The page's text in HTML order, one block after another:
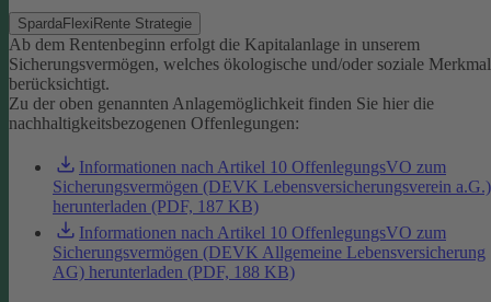
SpardaFlexiRente Strategie
Ab dem Rentenbeginn erfolgt die Kapitalanlage in unserem
Sicherungsvermögen, welches ökologische und/oder soziale
berücksichtigt.
Zu der oben genannten Anlagemöglichkeit finden Sie hier die
nachhaltigkeitsbezogenen Offenlegungen:
Informationen nach Artikel 10 OffenlegungsVO zum
Sicherungsvermögen (DEVK Lebensversicherungsverein a.G.)
herunterladen (PDF, 187 KB)
Informationen nach Artikel 10 OffenlegungsVO zum
Sicherungsvermögen (DEVK Allgemeine Lebensversicherung
AG) herunterladen (PDF, 188 KB)